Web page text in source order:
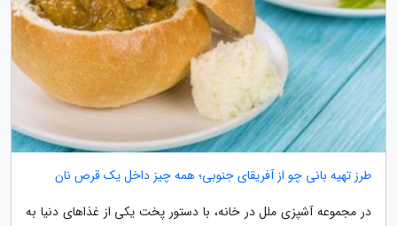
طرز تهیه بانی چو از آفریقای جنوبی؛ همه چیز داخل یک قرص نان
در مجموعه آشپزی ملل در خانه، با دستور پخت یکی از غذاهای دنیا به